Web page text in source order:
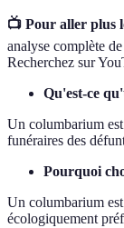
📺 Pour aller plus
analyse complète
Recherchez sur
Qu'est-ce
Un columbarium
funéraires des
Pourquoi
Un columbarium
écologiquement